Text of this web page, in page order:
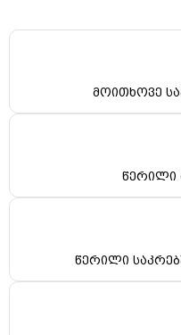
მოითხოვე
წერილი
წერილი